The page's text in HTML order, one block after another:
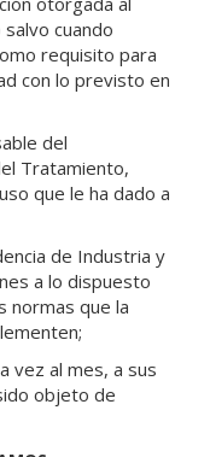
cuando
requisito para
con lo previsto en
del
Tratamiento,
que le ha dado a
de Industria y
a lo dispuesto
normas que la
vez al mes, a sus
objeto de